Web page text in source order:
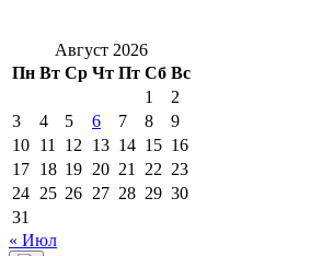
Август 2026
Пн Вт Ср Чт Пт Сб Вс
1
2
3
4 5 6 7 8
9
10 11 12 13 14 15 16
17 18 19 20 21 22 23
24 25 26 27 28 29 30
31
« Июл